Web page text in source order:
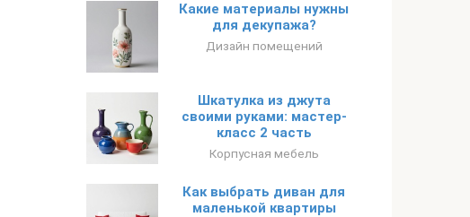
Какие материалы нужны
для декупажа?
Дизайн помещений
Шкатулка из джута
своими руками: мастер-
класс 2 часть
Корпусная мебель
Как выбрать диван для
маленькой квартиры